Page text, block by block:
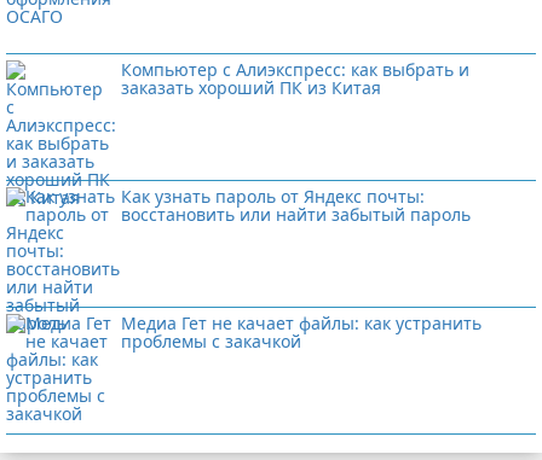
Компьютер с Алиэкспресс: как выбрать и
заказать хороший ПК из Китая
Как узнать пароль от Яндекс почты:
восстановить или найти забытый пароль
Медиа Гет не качает файлы: как устранить
проблемы с закачкой